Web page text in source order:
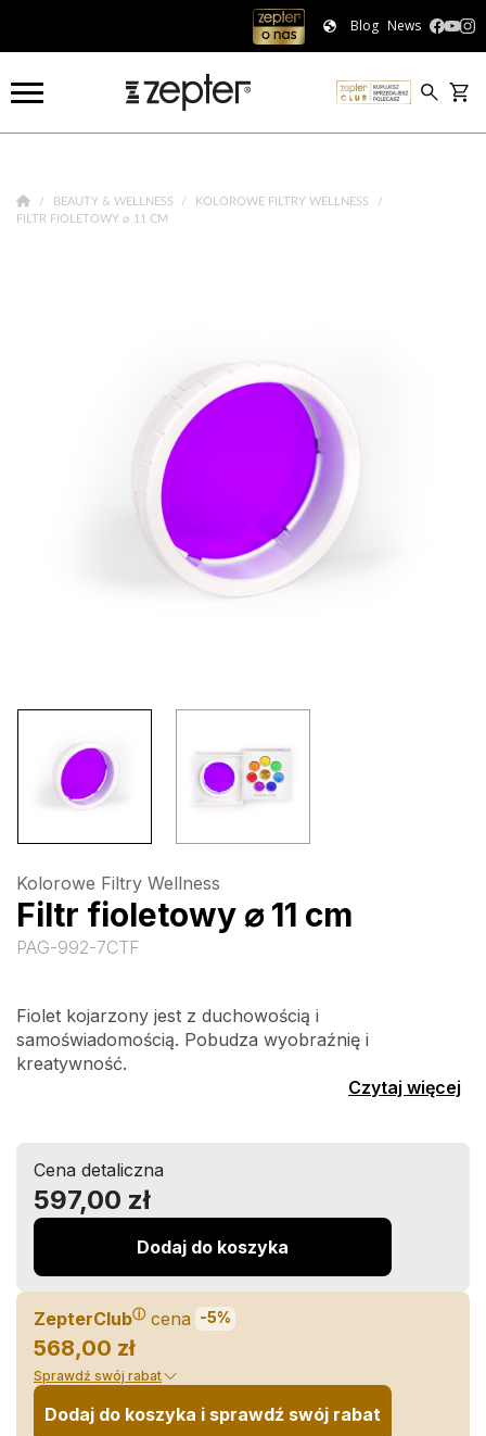
Blog News
BEAUTY & WELLNESS
KOLOROWE FILTRY WELLNESS
FILTR FIOLETOWY ⌀ 11 CM
Kolorowe Filtry Wellness
Filtr fioletowy ⌀ 11 cm
PAG-992-7CTF
Fiolet kojarzony jest z duchowością i
samoświadomością. Pobudza wyobraźnię i
kreatywność.
Czytaj więcej
Cena detaliczna
597,00 zł
Dodaj do koszyka
ZepterClubⓘ cena -5%
568,00 zł
Sprawdź swój rabat
Dodaj do koszyka i sprawdź swój rabat